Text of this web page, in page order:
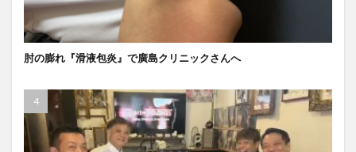
肘の膨れ『滑液包炎』で廣島クリニックさんへ